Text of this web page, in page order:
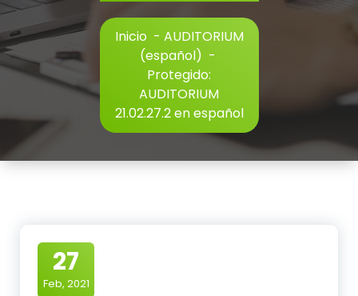
Inicio- AUDITORIUM
(español) -
Protegido:
AUDITORIUM
21.02.27.2 en español
27
Feb, 2021